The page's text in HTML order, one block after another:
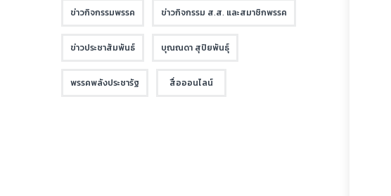
ข่าวกิจกรรมพรรค ข่าวกิจกรรม ส.ส. และสมาชิกพรรค
ข่าวประชาสัมพันธ์ บุณณดา สุปิยพันธุ์
พรรคพลังประชารัฐ สื่อออนไลน์